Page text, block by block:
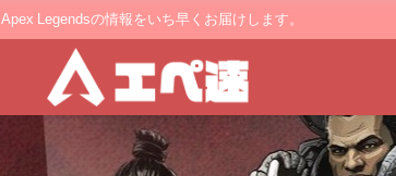
Apex Legendsの情報をいち早くお届けします。